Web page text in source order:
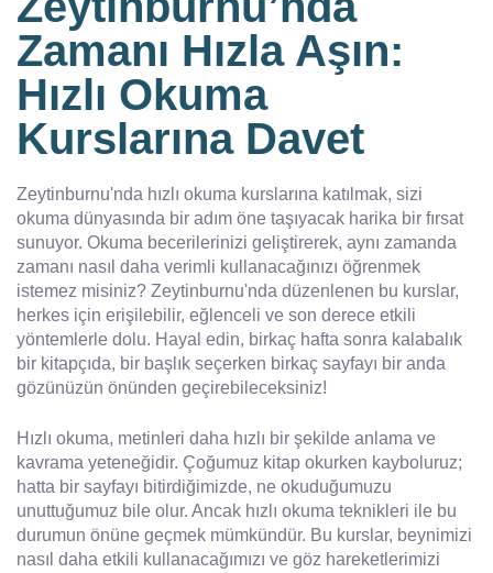
Zamanı Hızla Aşın:
Hızlı Okuma
Kurslarına Davet
Zeytinburnu'nda hızlı okuma kurslarına katılmak, sizi
okuma dünyasında bir adım öne taşıyacak harika bir fırsat
sunuyor. Okuma becerilerinizi geliştirerek, aynı zamanda
zamanı nasıl daha verimli kullanacağınızı öğrenmek
istemez misiniz? Zeytinburnu'nda düzenlenen bu kurslar,
herkes için erişilebilir, eğlenceli ve son derece etkili
yöntemlerle dolu. Hayal edin, birkaç hafta sonra kalabalık
bir kitapçıda, bir başlık seçerken birkaç sayfayı bir anda
gözünüzün önünden geçirebileceksiniz!
Hızlı okuma, metinleri daha hızlı bir şekilde anlama ve
kavrama yeteneğidir. Çoğumuz kitap okurken kayboluruz;
hatta bir sayfayı bitirdiğimizde, ne okuduğumuzu
unuttuğumuz bile olur. Ancak hızlı okuma teknikleri ile bu
durumun önüne geçmek mümkündür. Bu kurslar, beynimizi
nasıl daha etkili kullanacağımızı ve göz hareketlerimizi